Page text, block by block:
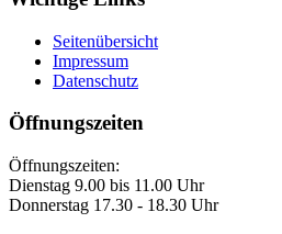
Seitenübersicht
Impressum
Datenschutz
Öffnungszeiten
Öffnungszeiten:
Dienstag 9.00 bis 11.00 Uhr
Donnerstag 17.30 - 18.30 Uhr